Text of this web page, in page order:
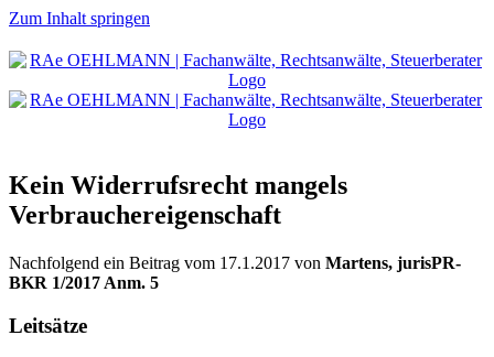
Zum Inhalt springen
Kein Widerrufsrecht mangels
Verbrauchereigenschaft
Nachfolgend ein Beitrag vom 17.1.2017 von Martens, jurisPR-
BKR 1/2017 Anm. 5
Leitsätze